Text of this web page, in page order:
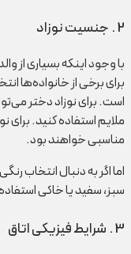
2 . جنسیت نوزاد
با وجود اینکه بسیاری از
برای برخی از
است. برای نوزاد دختر
ملایم استفاده کنید. برای
مناسبی خواهند بود.
اما اگر به دنبال انتخاب
سبز، سفید یا خاکی
3 . شرایط فیزیکی اتاق